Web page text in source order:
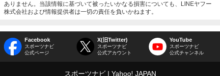
ありません。当該情報に基づいて被ったいかなる損害についても、LINEヤフー
株式会社および情報提供者は一切の責任を負いかねます。
Facebook
スポーツナビ
公式ページ
X(旧Twitter)
スポーツナビ
公式アカウント
YouTube
スポーツナビ
公式チャンネル
スポーツナビ Yahoo! JAPAN